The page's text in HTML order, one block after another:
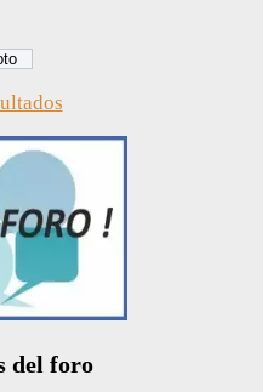
del foro